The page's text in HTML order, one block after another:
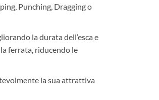
Punching, Dragging o
la durata dell’esca e
ferrata, riducendo le
la sua attrattiva